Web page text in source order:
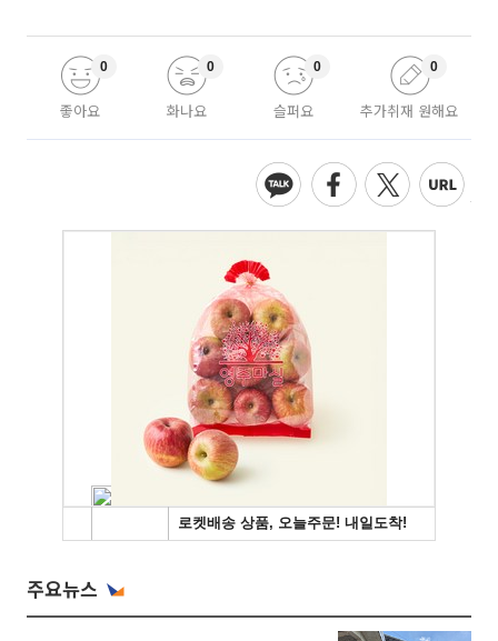
좋아요
0
화나요
0
슬퍼요
0
추가취재 원해요
0
주요뉴스